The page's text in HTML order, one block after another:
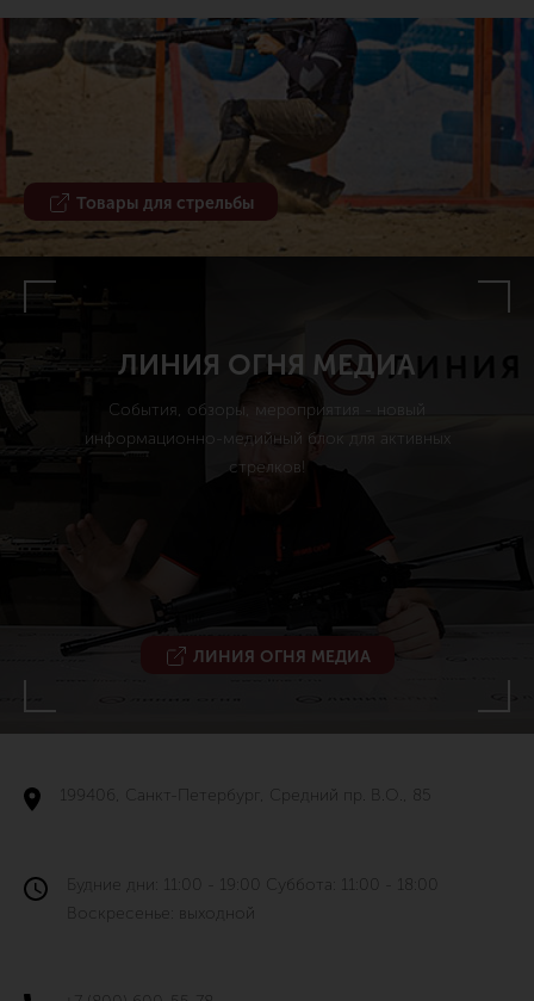
ЛИНИЯ ОГНЯ МЕДИА
События, обзоры, мероприятия - новый
информационно-медийный блок для активных
стрелков!
ЛИНИЯ ОГНЯ МЕДИА
Товары для стрельбы
199406, Санкт-Петербург, Средний пр. В.О., 85
Будние дни: 11:00 - 19:00 Суббота: 11:00 - 18:00
Воскресенье: выходной